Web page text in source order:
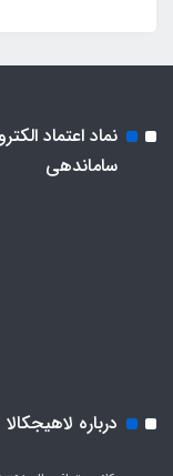
نماد اعتماد
ساماندهی
درباره لاهیجکالا